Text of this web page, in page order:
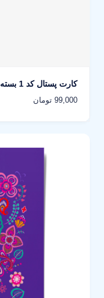
کارت پستال کد 1 بسته 100 عددی
99,000 تومان